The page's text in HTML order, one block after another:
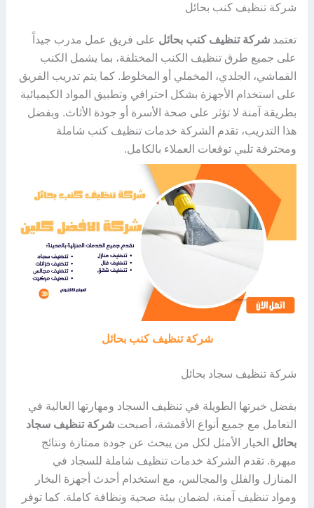
شركة تنظيف كنب بحائل
تعتمد شركة تنظيف كنب بحائل على فريق عمل مدرب جيداً
على جميع طرق تنظيف الكنب المختلفة، بما يشمل الكنب
القماشي، الجلدي، المخملي أو المخلوط. كما يتم تدريب الفريق
على استخدام الأجهزة بشكل احترافي وتطبيق المواد الكيميائية
بطريقة آمنة لا تؤثر على صحة الأسرة أو جودة الأثاث. وبفضل
هذا التدريب، تقدم الشركة خدمات تنظيف كنب شاملة
ومحترفة تلبي توقعات العملاء بالكامل.
شركة تنظيف كنب بحائل
شركة تنظيف سجاد بحائل
بفضل خبرتها الطويلة في تنظيف السجاد ومهارتها العالية في
التعامل مع جميع أنواع الأقمشة، أصبحت شركة تنظيف سجاد
بحائل الخيار الأمثل لكل من يبحث عن جودة ممتازة ونتائج
مبهرة. تقدم الشركة خدمات تنظيف شاملة للسجاد في
المنازل والفلل والمجالس، مع استخدام أحدث أجهزة البخار
ومواد تنظيف آمنة، لضمان بيئة صحية ونظافة كاملة. كما توفر